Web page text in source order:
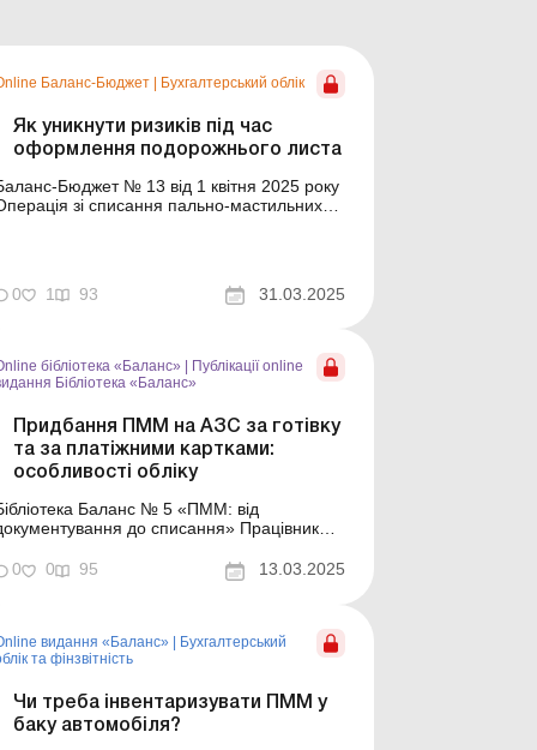
Баланс-Бюджет Бухгалтерський облік
Як уникнути ризиків під час
оформлення подорожнього листа
Бюджет № 13 від 1 квітня 2025 року
зі списання пально-мастильних
вже свої правила, а сумніви в правильності
все одно виникають. І
0 1 93 31.03.2025
бібліотека «Баланс»
Публікації online
Бібліотека «Баланс»
Придбання ПММ на АЗС за готівку
та за платіжними картками:
особливості обліку
Баланс № 5 «ПММ: від
до списання» Працівник
матеріали (далі – ПММ)для
звіт готівкою або перераховані на платіжну
картку; а...
0 0 95 13.03.2025
видання «Баланс» | Бухгалтерський
та фінзвітність
Чи треба інвентаризувати ПММ у
баку автомобіля?